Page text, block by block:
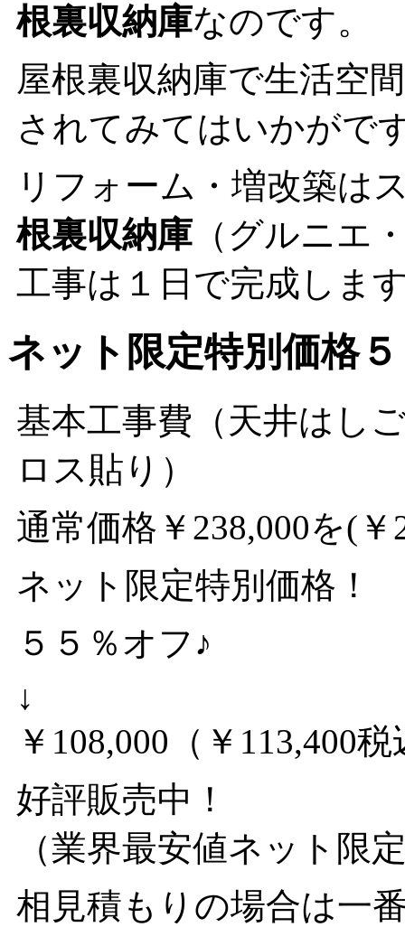
根裏収納庫なのです。
屋根裏収納庫で生活空
されてみてはいかがで
リフォーム・増改築は
根裏収納庫 （グルニエ
工事は１日で完成しま
ネット限定特別価格
基本工事費（天井はし
ロス貼り）
通常価格￥238,000を(
ネット限定特別価格！
５５％オフ♪
↓
￥108,000（￥113,400
好評販売中！
（業界最安値ネット限
相見積もりの場合は一